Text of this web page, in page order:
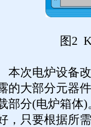
图2
本次电炉设备
的大部分元器
部分(电炉箱体
，只要根据所